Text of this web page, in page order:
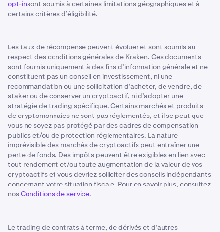
opt-insont soumis à certaines limitations géographiques et à
certains critères d’éligibilité.
Les taux de récompense peuvent évoluer et sont soumis au
respect des conditions générales de Kraken. Ces documents
sont fournis uniquement à des fins d’information générale et ne
constituent pas un conseil en investissement, ni une
recommandation ou une sollicitation d’acheter, de vendre, de
staker ou de conserver un cryptoactif, ni d’adopter une
stratégie de trading spécifique. Certains marchés et produits
de cryptomonnaies ne sont pas réglementés, et il se peut que
vous ne soyez pas protégé par des cadres de compensation
publics et/ou de protection réglementaires. La nature
imprévisible des marchés de cryptoactifs peut entraîner une
perte de fonds. Des impôts peuvent être exigibles en lien avec
tout rendement et/ou toute augmentation de la valeur de vos
cryptoactifs et vous devriez solliciter des conseils indépendants
concernant votre situation fiscale. Pour en savoir plus, consultez
nosConditions de service.
Le trading de contrats à terme, de dérivés et d’autres